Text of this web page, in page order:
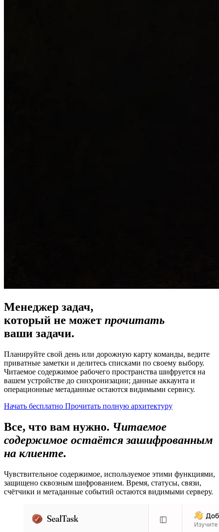
Менеджер задач,
который не может прочитать
ваши задачи.
Планируйте свой день или дорожную карту команды, ведите
приватные заметки и делитесь списками по своему выбору.
Читаемое содержимое рабочего пространства шифруется на
вашем устройстве до синхронизации; данные аккаунта и
операционные метаданные остаются видимыми сервису.
Начать бесплатно Прочитать полную архитектуру
Все, что вам нужно. Читаемое
содержимое остаётся зашифрованным
на клиенте.
Чувствительное содержимое, используемое этими функциями,
защищено сквозным шифрованием. Время, статусы, связи,
счётчики и метаданные событий остаются видимыми серверу.